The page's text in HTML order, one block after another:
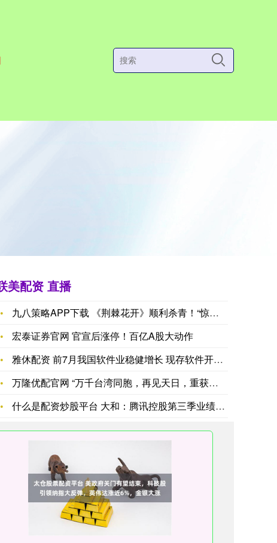
美配资 直播
九八策略APP下载 《荆棘花开》顺利杀青！“惊奇剧场”开启精
宏泰证券官网 官宣后涨停！百亿A股大动作
雅休配资 前7月我国软件业稳健增长 现存软件开发相关企业超7
万隆优配官网 “万千台湾同胞，再见天日，重获自由，在街上热烈
什么是配资炒股平台 大和：腾讯控股第三季业绩稳健 重申“买入